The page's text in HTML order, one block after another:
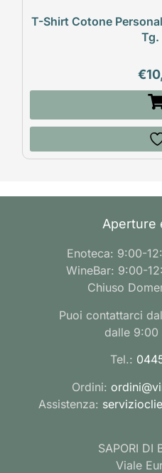
T-Shirt Cotone
Tg.
€
Aperture
Enoteca: 9:00-
WineBar: 9:00-
Chiuso
Puoi contattarci
dalle 9:00
Tel.:
Ordini:
Assistenza:
SAPORI DI
Viale